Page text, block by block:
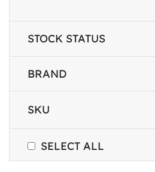
STOCK STATUS
BRAND
SKU
SELECT ALL